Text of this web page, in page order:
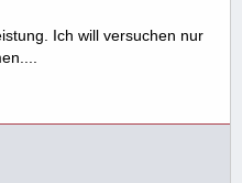
Ich will versuchen nur